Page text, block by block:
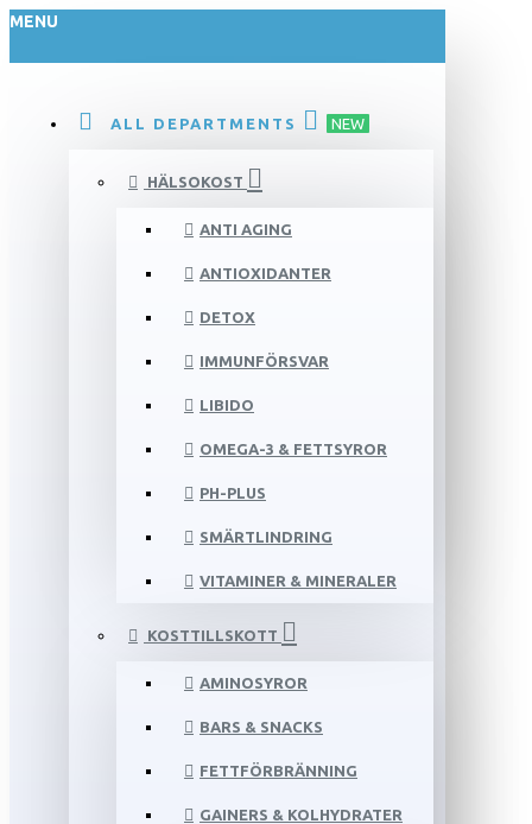
MENU
ALL DEPARTMENTS NEW
HÄLSOKOST
ANTI AGING
ANTIOXIDANTER
DETOX
IMMUNFÖRSVAR
LIBIDO
OMEGA-3 & FETTSYROR
PH-PLUS
SMÄRTLINDRING
VITAMINER & MINERALER
KOSTTILLSKOTT
AMINOSYROR
BARS & SNACKS
FETTFÖRBRÄNNING
GAINERS & KOLHYDRATER